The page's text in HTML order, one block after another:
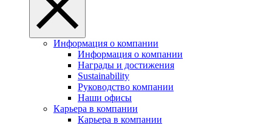
Информация о компании
Информация о компании
Награды и достижения
Sustainability
Руководство компании
Наши офисы
Карьера в компании
Карьера в компании